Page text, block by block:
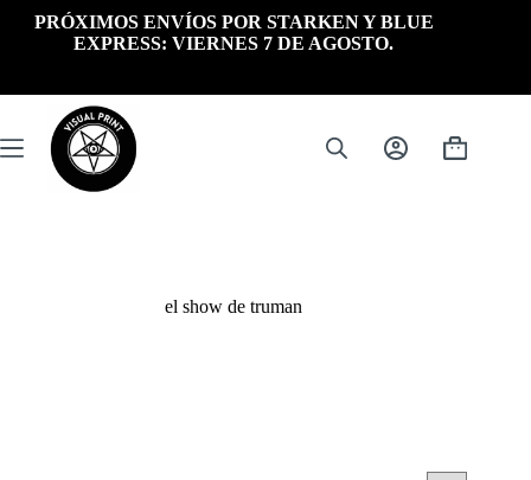
PRÓXIMOS ENVÍOS POR STARKEN Y BLUE
EXPRESS: VIERNES 7 DE AGOSTO.
Carrito
el show de truman